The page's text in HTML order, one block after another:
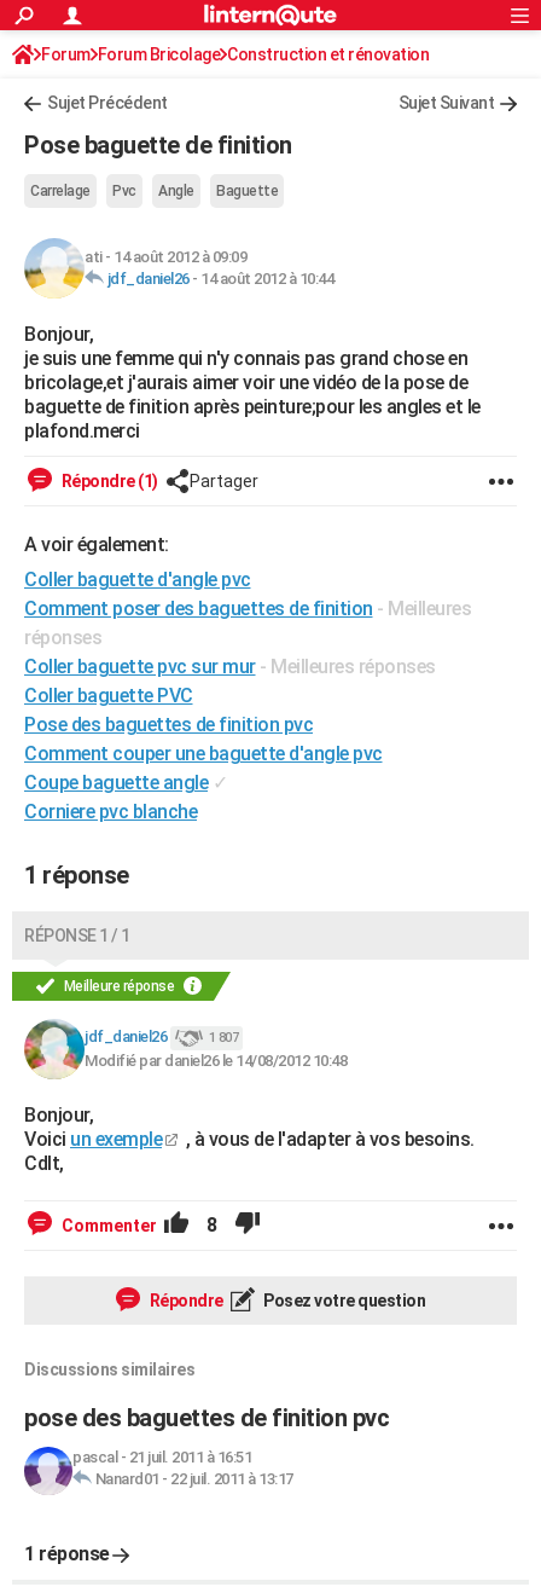
ACTUALITÉS
Politique
Société
Faits Divers
Education
Monde
Villes
+
Essais
Réserver un essai
Citadines
Berlines
SUV
Forum auto
+HIGH-TECH
BRICOLAGE
Forum
Aménagement intérieur
Extérieur
Cuisine
Salle de bains
Jardinage
Rangement
WEEK-END
Guides de France
Escapades
Patrimoine
Expositions
Musées
Week-end nature
+LIFESTYLE
Art de vivre
Bien-être
Loisirs
Mode
Modes de vie
SANTE
PHOTO
GUIDES D'ACHAT
BONS PLANS
CARTE DE VOEUX
Carte de Noël
Carte Bonne année
Carte Saint-Valentin
Carte Pâques
Carte d'anniversaire
DICTIONNAIRE
Dictionnaire
Biographies
Citations
Expressions
Proverbes
PROGRAMME TV
COPAINS D'AVANT
Bricolage
Lifestyle
Culture
Sport
Auto
Television
Voyage
Cinema
Rechercher
S'inscrire
Connexion
Forum Forum Bricolage Construction et rénovation
Peinture, Vernis, Tapissserie
Sujet Précédent Sujet Suivant
Pose baguette de finition
Carrelage Pvc Angle Baguette
ati- 14 août 2012 à 09:09
jdf_daniel26- 14 août 2012 à 10:44
Bonjour,
je suis une femme qui n'y connais pas grand chose en
bricolage,et j'aurais aimer voir une vidéo de la pose de
baguette de finition après peinture;pour les angles et le
plafond.merci
Répondre (1) Partager
A voir également:
Coller baguette d'angle pvc
Comment poser des baguettes de finition - Meilleures
réponses
Coller baguette pvc sur mur - Meilleures réponses
Coller baguette PVC
Pose des baguettes de finition pvc
Comment couper une baguette d'angle pvc
Coupe baguette angle ✓
Corniere pvc blanche
1 réponse
RÉPONSE 1 / 1
Meilleure réponse
jdf_daniel26 1 807
Modifié par daniel26 le 14/08/2012 10:48
Bonjour,
Voici un exemple
, à vous de l'adapter à vos besoins.
Cdlt,
Commenter 8
Répondre Posez votre question
Discussions similaires
pose des baguettes de finition pvc
pascal - 21 juil. 2011 à 16:51
Nanard01 - 22 juil. 2011 à 13:17
1 réponse